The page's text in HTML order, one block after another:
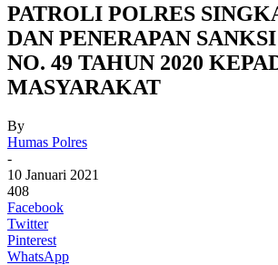
PATROLI POLRES
DAN PENERAPAN
NO. 49 TAHUN 2020
MASYARAKAT
By
Humas Polres
-
10 Januari 2021
408
Facebook
Twitter
Pinterest
WhatsApp